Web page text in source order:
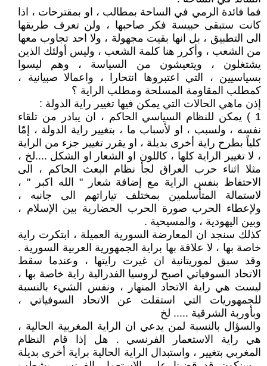
فما فائدة الرمي في الساحة بمطالب ، او بمقترحات ، اذا
كانت ستبقى حبيسة فكر صاحبها ، ولن تعرف طريقها
الى التطبيق ، بل انها بقيت مجهولة ، ولا احد تجاوب معها
من الشعب ، وأكرر هنا كلمة الشعب ، وليس أولئك الذين
يشتغلون ، ويتعيشون من السياسة ، وهم ليسوا
بسياسيين ، التي اعتبروها انتحارا ، واعمالا صبيانية ،
كمطلب المقاومة المسلحة ومطلب الراية ؟
إذن ماهي الحالات التي يمكن فيها تغيير راية الدولة :
1 ) يمكن للنظام السياسي الحاكم ، ان يبادر من تلقاء
نفسه ، ولسبب ، او لأسباب ما ، بتغيير راية الدولة ، إمّا
كلياً بطرح راية أخرى بديلة ، او يقرر تغيير جزء من الراية
، لا تغيير الراية كلها ، كاللون او الشعار او الشكل ....لخ ،
مثلا اثناء حرب العراق لجأ نظام البعث الحاكم ، الى
الاحتفاظ بنفس الراية مع إضافة شعار " الله اكبر " ،
لاستمالة المتأسلمين بمختلف تياراتهم الى جانبه ،
ولإعطاء الحرب صورة الحرب الحضارية بين الإسلام ،
وبين اليهودية ، والمسيحية .
كذلك سنجد ان المعارضة السورية العميلة ، ابتكرت راية
خاصة بها ، لا علاقة بها براية الجمهورية العربية السورية .
وقد سبق لموريتانية ان غيرت رايتها ، وعندما سقط
الاتحاد السوفياتي اصبح لروسيا الفدرالية راية خاصة بها ،
ليست هي راية الاتحاد المنهار ، ونفس الشيء بالنسبة
للجمهوريات التي استقلت عن الاتحاد السوفياتي ،
وبأوربة الشرقية ..... لخ
والسؤال بالنسبة لمن يدعي ان الراية المغربية الحالية ،
هي راية الاستعمار الفرنسي . هل إذا قام النظام
المغربي بتغيير ، واستبدال الراية الحالية براية أخرى بديلة